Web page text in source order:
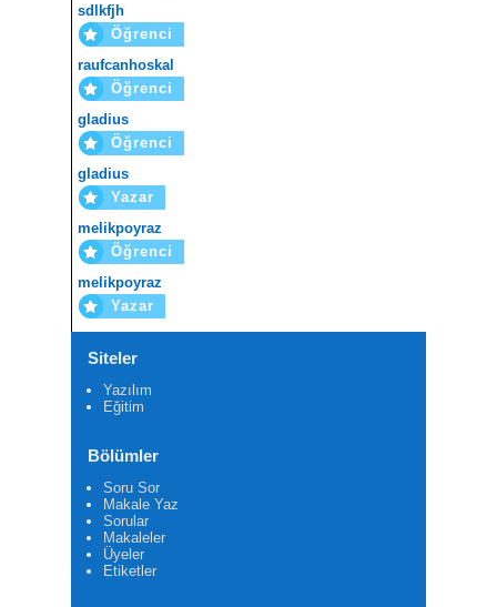
sdlkfjh
Öğrenci
raufcanhoskal
Öğrenci
gladius
Öğrenci
gladius
Yazar
melikpoyraz
Öğrenci
melikpoyraz
Yazar
Siteler
Yazılım
Eğitim
Bölümler
Soru Sor
Makale Yaz
Sorular
Makaleler
Üyeler
Etiketler